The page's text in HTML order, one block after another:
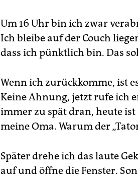
Um 16 Uhr bin ich zwar
Ich bleibe auf der Couch
dass ich pünktlich bin. Das
Wenn ich zurückkomme, ist
Keine Ahnung, jetzt rufe ich
immer zu spät dran, heute
meine Oma. Warum der
Später drehe ich das laute
auf und öffne die Fenster.